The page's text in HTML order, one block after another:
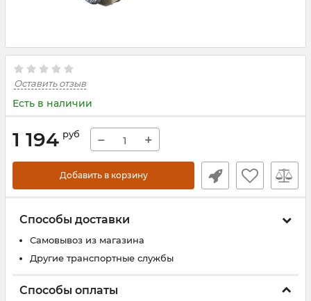
Оставить отзыв
Есть в наличии
1 194 руб − +
Добавить в корзину
Способы доставки
Самовывоз из магазина
Другие транспортные службы
Способы оплаты